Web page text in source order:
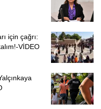
için çağrı:
VİDEO